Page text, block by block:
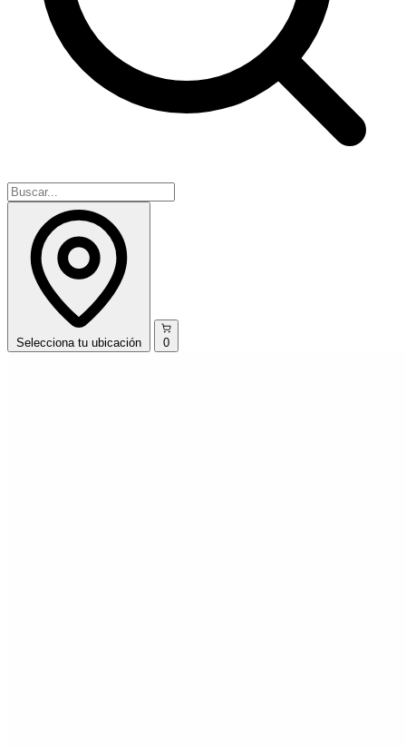
Selecciona tu ubicación 0